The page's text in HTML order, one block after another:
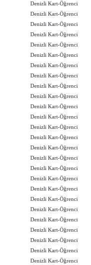
Denizli Kart-Öğrenci
Denizli Kart-Öğrenci
Denizli Kart-Öğrenci
Denizli Kart-Öğrenci
Denizli Kart-Öğrenci
Denizli Kart-Öğrenci
Denizli Kart-Öğrenci
Denizli Kart-Öğrenci
Denizli Kart-Öğrenci
Denizli Kart-Öğrenci
Denizli Kart-Öğrenci
Denizli Kart-Öğrenci
Denizli Kart-Öğrenci
Denizli Kart-Öğrenci
Denizli Kart-Öğrenci
Denizli Kart-Öğrenci
Denizli Kart-Öğrenci
Denizli Kart-Öğrenci
Denizli Kart-Öğrenci
Denizli Kart-Öğrenci
Denizli Kart-Öğrenci
Denizli Kart-Öğrenci
Denizli Kart-Öğrenci
Denizli Kart-Öğrenci
Denizli Kart-Öğrenci
Denizli Kart-Öğrenci